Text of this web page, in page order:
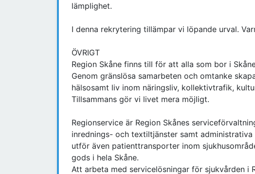
lämplighet.
I denna rekrytering tillämpar vi löpande urval.
ÖVRIGT
Region Skåne finns till för att alla som bor i
Genom gränslösa samarbeten och omtanke
hälsosamt liv inom näringsliv, kollektivtrafik,
Tillsammans gör vi livet mera möjligt.
Regionservice är Region Skånes
inrednings- och textiltjänster samt
utför även patienttransporter inom
gods i hela Skåne.
Att arbeta med servicelösningar för sjukvården i